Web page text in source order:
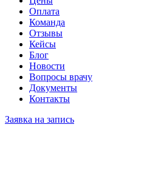
Оплата
Команда
Отзывы
Кейсы
Блог
Новости
Вопросы врачу
Документы
Контакты
Заявка на запись